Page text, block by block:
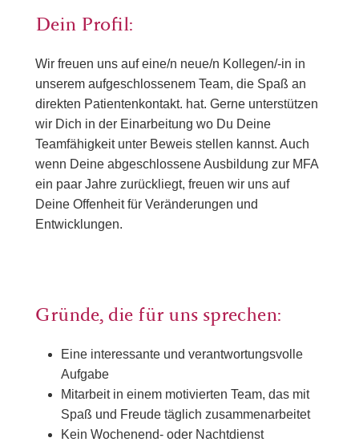
Dein Profil:
Wir freuen uns auf eine/n neue/n Kollegen/-in in
unserem aufgeschlossenem Team, die Spaß an
direkten Patientenkontakt. hat. Gerne unterstützen
wir Dich in der Einarbeitung wo Du Deine
Teamfähigkeit unter Beweis stellen kannst. Auch
wenn Deine abgeschlossene Ausbildung zur MFA
ein paar Jahre zurückliegt, freuen wir uns auf
Deine Offenheit für Veränderungen und
Entwicklungen.
Gründe, die für uns sprechen:
Eine interessante und verantwortungsvolle
Aufgabe
Mitarbeit in einem motivierten Team, das mit
Spaß und Freude täglich zusammenarbeitet
Kein Wochenend- oder Nachtdienst